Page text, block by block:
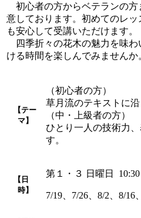
初心者の方からベテランの方
意しております。初めてのレ
も安心して受講いただけます。
四季折々の花木の魅力を味わ
ける時間を楽しんでみませんか
【テー
マ】
（初心者の方）
草月流のテキストに
（中・上級者の方）
ひとり一人の技術力
す。
【日
時】
第１・３ 日曜日 10:30
7/19、7/26、8/2、8/16